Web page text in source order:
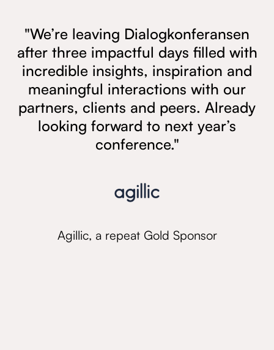
"We’re leaving Dialogkonferansen
after three impactful days filled with
incredible insights, inspiration and
meaningful interactions with our
partners, clients and peers. Already
looking forward to next year’s
conference."
Agillic, a repeat Gold Sponsor